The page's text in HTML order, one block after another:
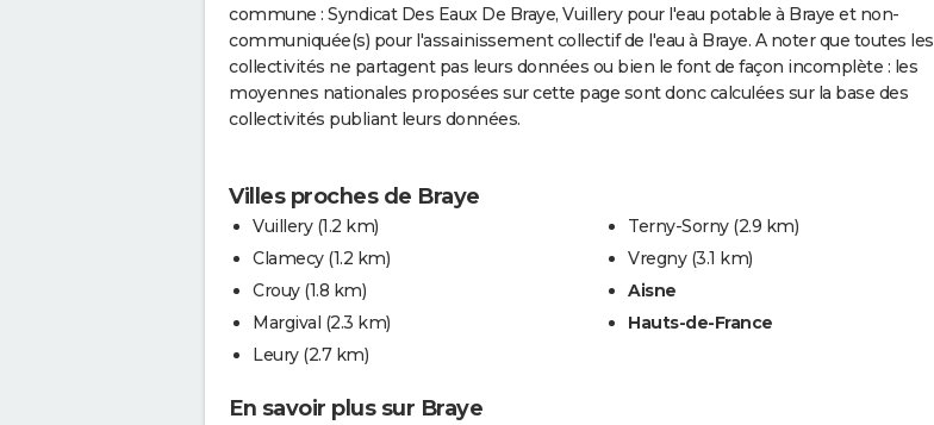
commune : Syndicat Des Eaux De Braye, Vuillery pour l'eau potable à Braye et non-
communiquée(s) pour l'assainissement collectif de l'eau à Braye. A noter que toutes les
collectivités ne partagent pas leurs données ou bien le font de façon incomplète : les
moyennes nationales proposées sur cette page sont donc calculées sur la base des
collectivités publiant leurs données.
Villes proches de Braye
Vuillery (1.2 km)
Clamecy (1.2 km)
Crouy (1.8 km)
Margival (2.3 km)
Leury (2.7 km)
Terny-Sorny (2.9 km)
Vregny (3.1 km)
Aisne
Hauts-de-France
En savoir plus sur Braye